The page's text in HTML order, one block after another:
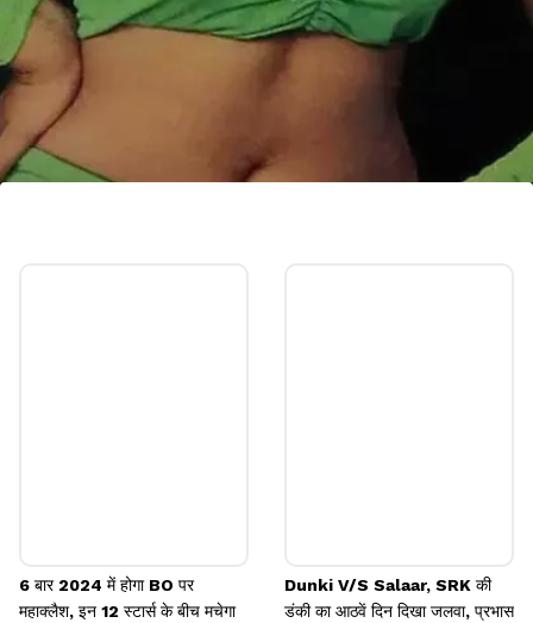
6 बार 2024 में होगा BO पर
महाक्लैश, इन 12 स्टार्स के बीच मचेगा
Dunki V/S Salaar, SRK की
डंकी का आठवें दिन दिखा जलवा, प्रभास